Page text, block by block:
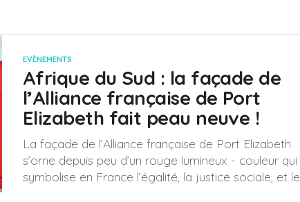
EVÈNEMENTS
Afrique du Sud : la façade de
l’Alliance française de Port
Elizabeth fait peau neuve !
La façade de l’Alliance française de Port Elizabeth
s’orne depuis peu d’un rouge lumineux - couleur qui
symbolise en France l’égalité, la justice sociale, et le...